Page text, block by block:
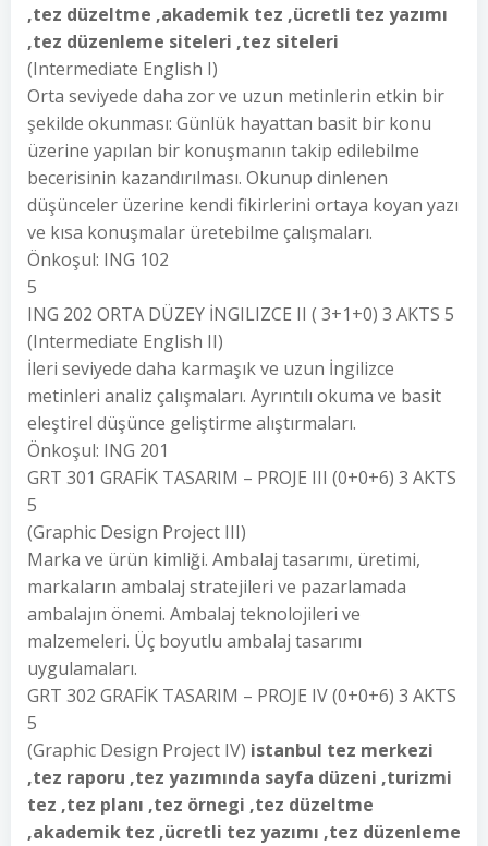
,tez düzeltme ,akademik tez ,ücretli tez yazımı
,tez düzenleme siteleri ,tez siteleri
(Intermediate English I)
Orta seviyede daha zor ve uzun metinlerin etkin bir
şekilde okunması: Günlük hayattan basit bir konu
üzerine yapılan bir konuşmanın takip edilebilme
becerisinin kazandırılması. Okunup dinlenen
düşünceler üzerine kendi fikirlerini ortaya koyan yazı
ve kısa konuşmalar üretebilme çalışmaları.
Önkoşul: ING 102
5
ING 202 ORTA DÜZEY İNGILIZCE II ( 3+1+0) 3 AKTS 5
(Intermediate English II)
İleri seviyede daha karmaşık ve uzun İngilizce
metinleri analiz çalışmaları. Ayrıntılı okuma ve basit
eleştirel düşünce geliştirme alıştırmaları.
Önkoşul: ING 201
GRT 301 GRAFİK TASARIM – PROJE III (0+0+6) 3 AKTS
5
(Graphic Design Project III)
Marka ve ürün kimliği. Ambalaj tasarımı, üretimi,
markaların ambalaj stratejileri ve pazarlamada
ambalajın önemi. Ambalaj teknolojileri ve
malzemeleri. Üç boyutlu ambalaj tasarımı
uygulamaları.
GRT 302 GRAFİK TASARIM – PROJE IV (0+0+6) 3 AKTS
5
(Graphic Design Project IV) istanbul tez merkezi
,tez raporu ,tez yazımında sayfa düzeni ,turizmi
tez ,tez planı ,tez örnegi ,tez düzeltme
,akademik tez ,ücretli tez yazımı ,tez düzenleme